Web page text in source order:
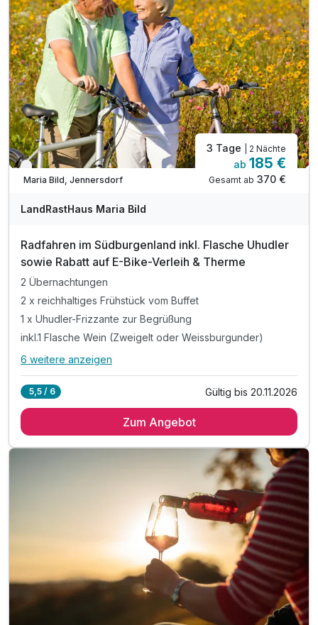
inkl. Burgenland Card für zahlreiche Ermäßigungen
Verfügbar bis November
Maria Bild, Jennersdorf
3 Tage | 2 Nächte
ab 185 €
Gesamt ab 370 €
LandRastHaus Maria Bild
Radfahren im Südburgenland inkl. Flasche Uhudler
sowie Rabatt auf E-Bike-Verleih & Therme
2 Übernachtungen
2 x reichhaltiges Frühstück vom Buffet
1 x Uhudler-Frizzante zur Begrüßung
inkl.1 Flasche Wein (Zweigelt oder Weissburgunder)
Alle Inklusivleistungen
2 x reichhaltiges Frühstück vom Buffet
inkl.1 Flasche Wein (Zweigelt oder Weissburgunder)
inkl. 20% Rabatt auf E-Bike Verleih Jennersdorf*
inkl. 20% Ermäßigung Therme Loipersdorf*
1 x Radkarte der Region pro Zimmer
1 Einheit: Embodiment-Core Training mit Marion**
Tipp: geführte E-Bike Tour Naturpark Raab
*Bitte Angebotsbeschreibung beachten
6 weitere anzeigen
5,5 / 6 Gültig bis 20.11.2026
Zum Angebot